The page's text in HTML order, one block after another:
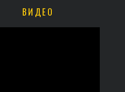
торжества в Ильинском храме
ВИДЕО